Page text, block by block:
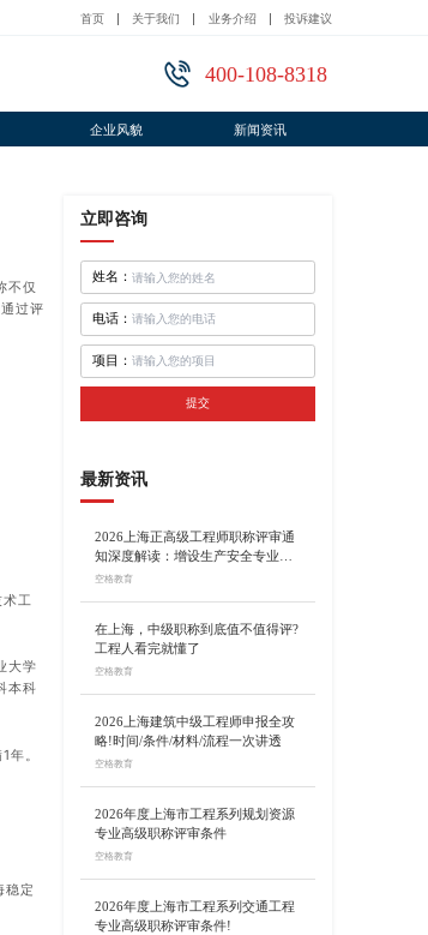
首页 关于我们 业务介绍 投诉建议
400-108-8318
企业风貌 新闻资讯
不仅
过评
工
大学
本科
。
稳定
立即咨询
姓名：
电话：
项目：
提交
最新资讯
2026上海正高级工程师职称评审通
知深度解读：增设生产安全专业、
总量调控10%
空格教育
在上海，中级职称到底值不值得评?
工程人看完就懂了
空格教育
2026上海建筑中级工程师申报全攻
略!时间/条件/材料/流程一次讲透
空格教育
2026年度上海市工程系列规划资源
专业高级职称评审条件
空格教育
2026年度上海市工程系列交通工程
专业高级职称评审条件!